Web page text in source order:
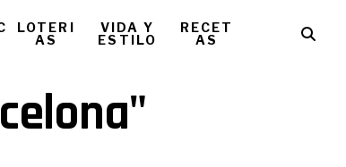
LOTERI
AS
VIDA Y
ESTILO
RECET
AS